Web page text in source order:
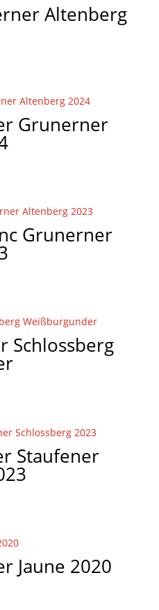
Altenberg
Grunerner
Grunerner
Schlossberg
Staufener
Jaune 2020